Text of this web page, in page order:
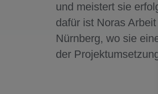
und meistert sie
dafür ist Noras
Nürnberg, wo sie
der